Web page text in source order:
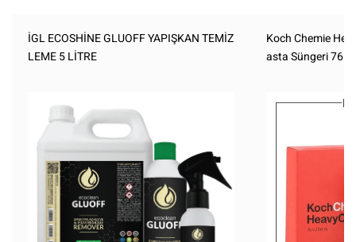
İGL ECOSHİNE GLUOFF YAPIŞKAN TEMİZ
LEME 5 LİTRE
Koch Chemie
asta Süngeri 76